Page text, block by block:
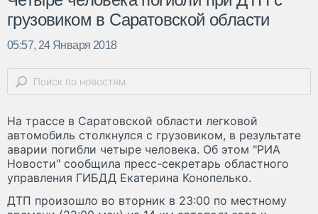
грузовиком в Саратовской области
05:57, 24 Января 2018
На трассе в Саратовской области легковой
автомобиль столкнулся с грузовиком, в результате
аварии погибли четыре человека. Об этом "РИА
Новости" сообщила пресс-секретарь областного
управления ГИБДД Екатерина Конопелько.
ДТП произошло во вторник в 23:00 по местному